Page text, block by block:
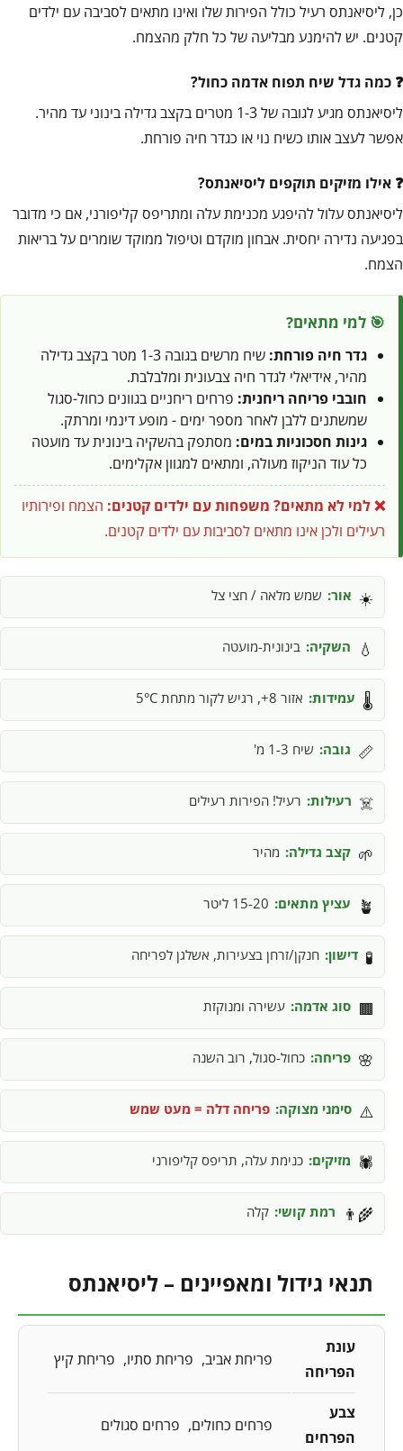
כן, ליסיאנתס רעיל כולל הפירות שלו ואינו מתאים לסביבה עם ילדים
קטנים. יש להימנע מבליעה של כל חלק מהצמח.
כמה גדל שיח תפוח אדמה כחול?
ליסיאנתס מגיע לגובה של 1-3 מטרים בקצב גדילה בינוני עד מהיר.
אפשר לעצב אותו כשיח נוי או כגדר חיה פורחת.
אילו מזיקים תוקפים ליסיאנתס?
ליסיאנתס עלול להיפגע מכנימת עלה ומתריפס קליפורני, אם כי מדובר
בפגיעה נדירה יחסית. אבחון מוקדם וטיפול ממוקד שומרים על בריאות
הצמח.
🎯 למי מתאים?
גדר חיה פורחת:
שיח מרשים בגובה 1-3 מטר בקצב גדילה
מהיר, אידיאלי לגדר חיה צבעונית ומלבלבת.
חובבי פריחה ריחנית: פרחים ריחניים בגוונים כחול-סגול
שמשתנים ללבן לאחר מספר ימים - מופע דינמי ומרתק.
גינות חסכוניות במים: מסתפק בהשקיה בינונית עד מועטה
כל עוד הניקוז מעולה, ומתאים למגוון אקלימים.
❌ למי לא מתאים? משפחות עם ילדים קטנים: הצמח ופירותיו
רעילים ולכן אינו מתאים לסביבות עם ילדים קטנים.
☀️ אור: שמש מלאה / חצי צל
💧 השקיה: בינונית-מועטה
🌡️ עמידות: אזור 8+, רגיש לקור מתחת 5°C
📏 גובה: שיח 1-3 מ'
☠️ רעילות: רעיל! הפירות רעילים
🌱 קצב גדילה: מהיר
🪴 עציץ מתאים: 15-20 ליטר
🧪 דישון: חנקן/זרחן בצעירות, אשלגן לפריחה
🟫 סוג אדמה: עשירה ומנוקזת
🌸 פריחה: כחול-סגול, רוב השנה
⚠️ סימני מצוקה: פריחה דלה = מעט שמש
🕷️ מזיקים: כנימת עלה, תריפס קליפורני
👨‍🌾 רמת קושי: קלה
תנאי גידול ומאפיינים – ליסיאנתס
עונת
הפריחה
פריחת אביב פריחת סתיו פריחת קיץ
צבע
הפרחים
פרחים כחולים פרחים סגולים